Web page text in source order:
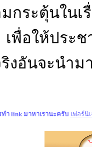
กระตุ้นในเ
เพื่อให้ปร
งอันจะนำ
ทำ link มาหาเรานะครับ เฟอร์นิ